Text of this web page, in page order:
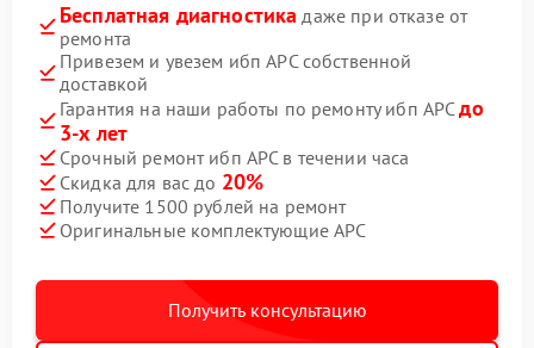
Бесплатная диагностика даже при отказе от
ремонта
Привезем и увезем ибп APC собственной
доставкой
Гарантия на наши работы по ремонту ибп APCдо
3-х лет
Срочный ремонт ибп APC в течении часа
Скидка для вас до 20%
Получите 1500 рублей на ремонт
Оригинальные комплектующие APC
Получить консультацию